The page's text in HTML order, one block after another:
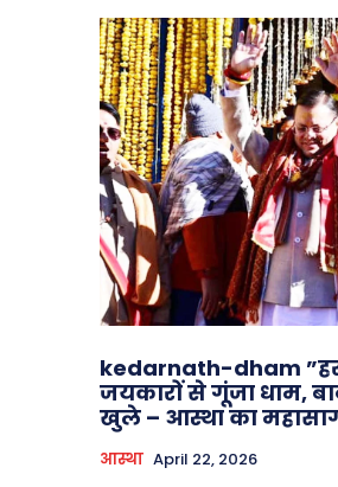
kedarnath-dham
जयकारों से गूंजा धाम,
खुले – आस्था का
आस्था April 22, 2026